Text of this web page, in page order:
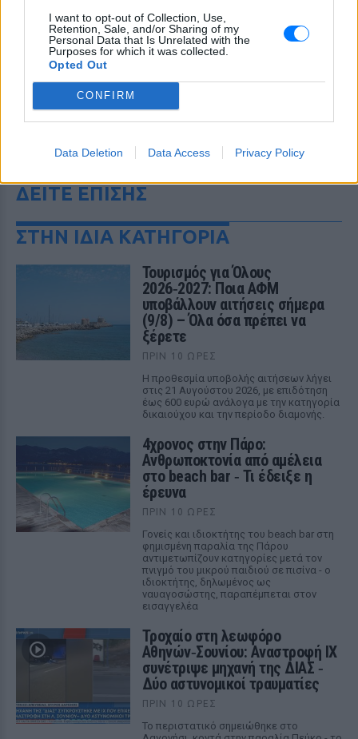
I want to opt-out of Collection, Use,
Retention, Sale, and/or Sharing of my
Personal Data that Is Unrelated with the
Purposes for which it was collected.
Opted Out
CONFIRM
Data Deletion Data Access Privacy Policy
ΔΕΙΤΕ ΕΠΙΣΗΣ
ΣΤΗΝ ΙΔΙΑ ΚΑΤΗΓΟΡΙΑ
Τουρισμός για Όλους
2026‑2027: Ποια ΑΦΜ
υποβάλλουν αιτήσεις σήμερα
(9/8) – Όλα όσα πρέπει να
ξέρετε
ΠΡΙΝ 10 ΏΡΕΣ
Η προθεσμία υποβολής αιτήσεων λήγει
στις 21 Αυγούστου 2026, με επιδότηση
έως 600 ευρώ ανάλογα με την κατηγορία
δικαιούχου και την περίοδο διαμονής.
4χρονος στην Πάρο:
Ανθρωποκτονία από αμέλεια
στο beach bar ‑ Τι έδειξε η
έρευνα
ΠΡΙΝ 10 ΏΡΕΣ
Γονείς και ιδιοκτήτης του beach bar στη
φημισμένη παραλία της Πάρου
αντιμετωπίζουν κατηγορίες μετά τον
πνιγμό του μικρού παιδιού σε πισίνα - ο
ιδιοκτήτης, δηλωμένος ως
ναυαγοσώστης, παραπέμπεται στον
εισαγγελέα
Τροχαίο στη λεωφόρο
Αθηνών‑Σουνίου: Αναστροφή ΙΧ
συνέτριψε μηχανή της ΔΙΑΣ ‑
Δύο αστυνομικοί τραυματίες
ΠΡΙΝ 10 ΏΡΕΣ
Το περιστατικό σημειώθηκε στο